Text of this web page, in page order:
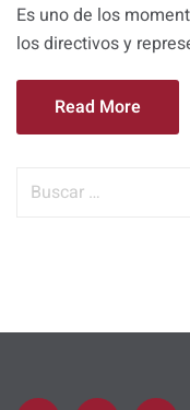
Es uno de los
los directivos y
Read More